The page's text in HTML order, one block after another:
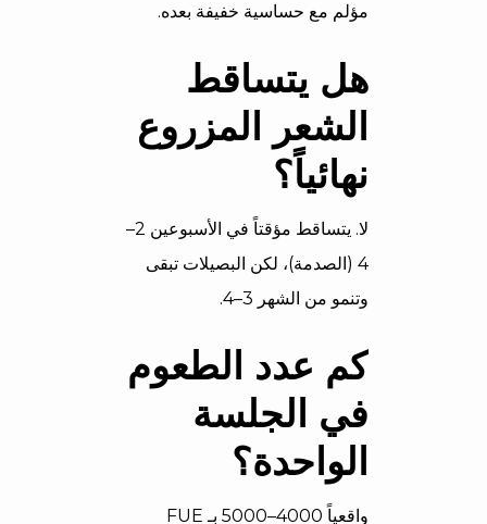
مؤلم مع حساسية خفيفة بعده.
هل يتساقط
الشعر المزروع
نهائياً؟
لا. يتساقط مؤقتاً في الأسبوعين 2–
4 (الصدمة)، لكن البصيلات تبقى
وتنمو من الشهر 3–4.
كم عدد الطعوم
في الجلسة
الواحدة؟
واقعياً 4000–5000 بـ FUE